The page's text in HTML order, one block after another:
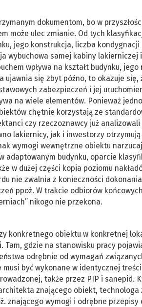
dokumentom, bo w
może ulec zmianie. Od tych
jego konstrukcja, liczba kondygnacji
wybuchowa samej kabiny lakierniczej
wpływa na kształt budynku, jego
ujawnia się zbyt późno, to okazuje
zabezpieczeń i jej
na wiele elementów. Ponieważ
chętnie korzystają ze
czy rzeczoznawcy już
lakiernicy, jak i inwestorzy otrzymują
wymogi wewnętrzne obiektu
budynku, oparcie
w dużej części kopia poziomu
nie zwalnia z konieczności
ppoż. W trakcie odbiorów
nikogo nie przekona.
konkretnego obiektu w konkretnej
gdzie na stanowisku pracy
odrębnie od wymagań
być wykonane w identycznej
także przez PIP i sanepid.
znającego obiekt, technologa
znającego wymogi i odrębne